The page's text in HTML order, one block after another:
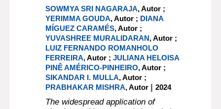
SOWMYA SRI NAGARAJA, Autor ;
YERIMMA GOUDA, Autor ; DIANA
MÍGUEZ CARAMÉS, Autor ;
YUVASHREE MURALIDARAN, Autor ;
LUIZ FERNANDO ROMANHOLO
FERREIRA, Autor ;JULIANA HELOISA
PINÊ AMÉRICO-PINHEIRO, Autor ;
SIKANDAR I. MULLA, Autor ;
PRABHAKAR MISHRA, Autor |2024
The widespread application of